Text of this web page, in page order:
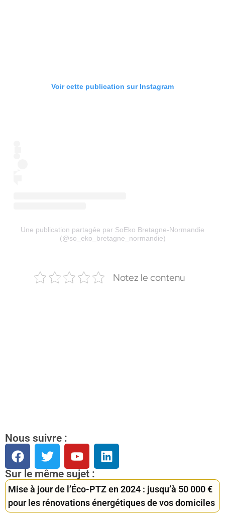
Voir cette publication sur Instagram
Une publication partagée par SoEko Bretagne-Normandie
(@so_eko_bretagne_normandie)
Notez le contenu
Nous suivre :
Sur le même sujet :
Mise à jour de l’Éco-PTZ en 2024 : jusqu’à 50 000 €
pour les rénovations énergétiques de vos domiciles